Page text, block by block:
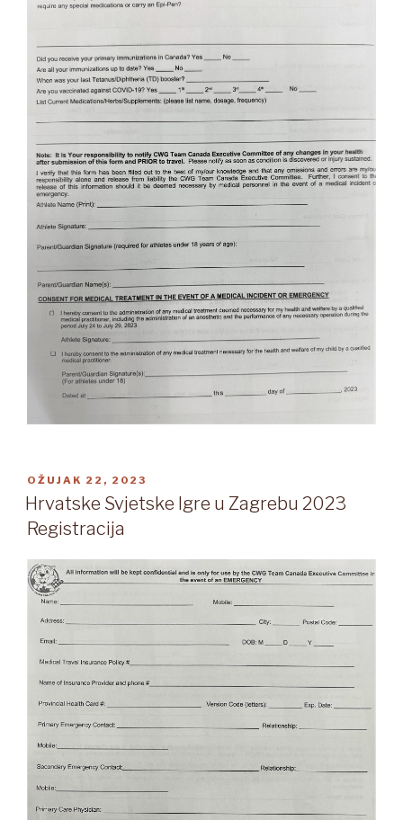
OBJAVLJENO
OŽUJAK 22, 2023
Hrvatske Svjetske Igre u Zagrebu 2023
Registracija